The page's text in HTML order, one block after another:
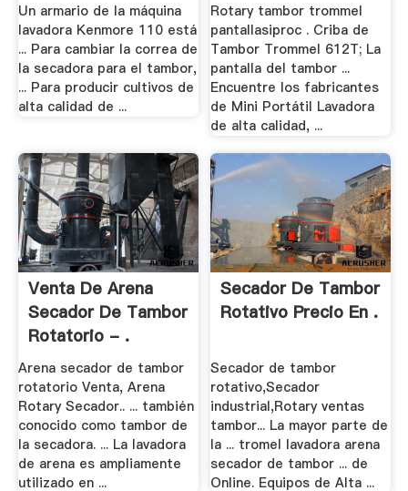
Un armario de la máquina
lavadora Kenmore 110 está
... Para cambiar la correa de
la secadora para el tambor,
... Para producir cultivos de
alta calidad de ...
Rotary tambor trommel
pantallasiproc . Criba de
Tambor Trommel 612T; La
pantalla del tambor ...
Encuentre los fabricantes
de Mini Portátil Lavadora
de alta calidad, ...
Venta De Arena
Secador De Tambor
Rotatorio - .
Arena secador de tambor
rotatorio Venta, Arena
Rotary Secador.. ... también
conocido como tambor de
la secadora. ... La lavadora
de arena es ampliamente
utilizado en ...
Secador De Tambor
Rotativo Precio En .
Secador de tambor
rotativo,Secador
industrial,Rotary ventas
tambor... La mayor parte de
la ... tromel lavadora arena
secador de tambor ... de
Online. Equipos de Alta ...